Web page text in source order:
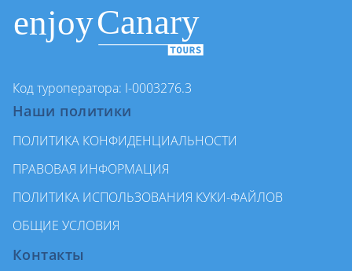
Код туроператора: I-0003276.3
Наши политики
ПОЛИТИКА КОНФИДЕНЦИАЛЬНОСТИ
ПРАВОВАЯ ИНФОРМАЦИЯ
ПОЛИТИКА ИСПОЛЬЗОВАНИЯ КУКИ-ФАЙЛОВ
ОБЩИЕ УСЛОВИЯ
Контакты